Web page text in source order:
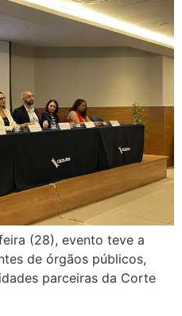
(28), evento teve a
de órgãos públicos,
parceiras da Corte